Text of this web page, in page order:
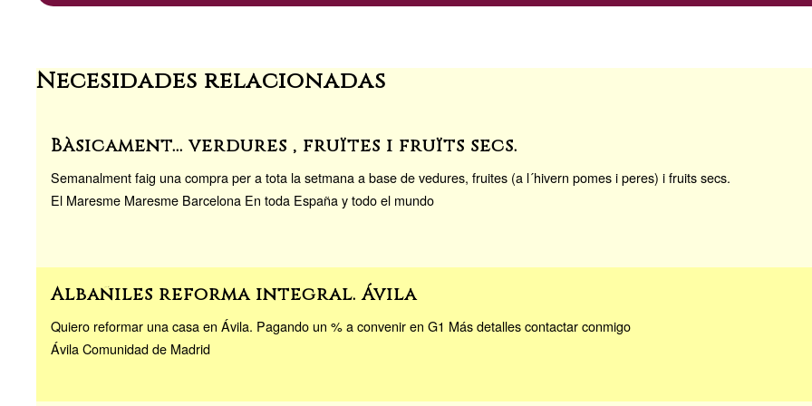
Necesidades relacionadas
Bàsicament... verdures , fruïtes i fruïts secs.
Semanalment faig una compra per a tota la setmana a base de vedures, fruites (a l´hivern pomes i peres) i fruits secs.
El Maresme Maresme Barcelona En toda España y todo el mundo
Albañiles reforma integral. Ávila
Quiero reformar una casa en Ávila. Pagando un % a convenir en G1 Más detalles contactar conmigo
Ávila Comunidad de Madrid